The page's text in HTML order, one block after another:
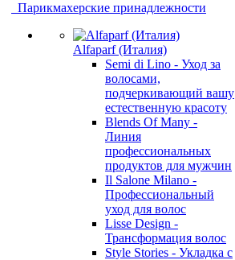
Парикмахерские принадлежности
Alfaparf (Италия)
Semi di Lino - Уход за
волосами,
подчеркивающий вашу
естественную красоту
Blends Of Many -
Линия
профессиональных
продуктов для мужчин
Il Salone Milano -
Профессиональный
уход для волос
Lisse Design -
Трансформация волос
Style Stories - Укладка с